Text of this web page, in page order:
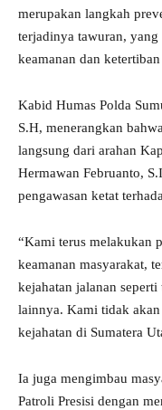
merupakan langkah
terjadinya tawuran,
keamanan dan
Kabid Humas Polda
S.H, menerangkan
langsung dari arahan
Hermawan Februanto,
pengawasan ketat
“Kami terus melakukan
keamanan masyarakat,
kejahatan jalanan
lainnya. Kami tidak
kejahatan di Sumatera
Ia juga mengimbau
Patroli Presisi dengan